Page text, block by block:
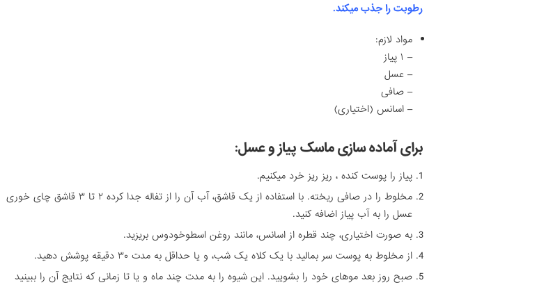
رطوبت را جذب میکند.
مواد لازم:
– ۱ پیاز
– عسل
– صافی
– اسانس (اختیاری)
برای آماده سازی ماسک پیاز و عسل:
پیاز را پوست کنده ، ریز ریز خرد میکنیم.
مخلوط را در صافی ریخته. با استفاده از یک قاشق، آب آن را از تفاله جدا کرده ۲ تا ۳ قاشق چای خوری
عسل را به آب پیاز اضافه کنید.
به صورت اختیاری، چند قطره از اسانس، مانند روغن اسطوخودوس بریزید.
از مخلوط به پوست سر بمالید با یک کلاه یک شب، و یا حداقل به مدت ۳۰ دقیقه پوشش دهید.
صبح روز بعد موهای خود را بشویید. این شیوه را به مدت چند ماه و یا تا زمانی که نتایج آن را ببینید